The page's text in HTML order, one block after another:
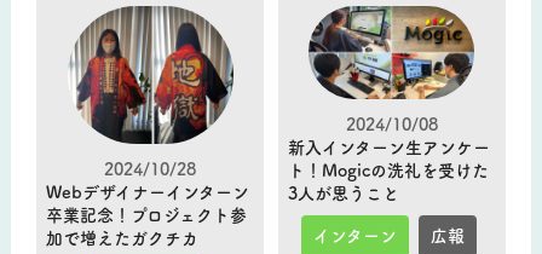
2024/10/28
Webデザイナーインターン
卒業記念！プロジェクト参
加で増えたガクチカ
2024/10/08
新入インターン生アンケー
ト！Mogicの洗礼を受けた
3人が思うこと
インターン 広報